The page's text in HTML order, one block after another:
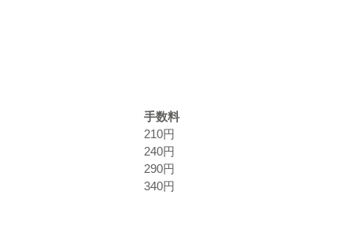
手数料
210円
240円
290円
340円